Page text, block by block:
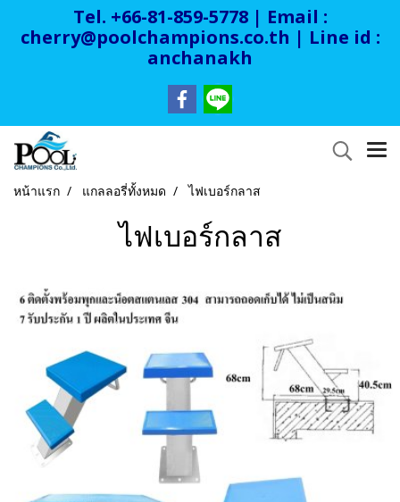
Tel. +66-81-859-5778 | Email :
cherry@poolchampions.co.th | Line id :
anchanakh
หน้าแรก แกลลอรี่ทั้งหมด ไฟเบอร์กลาส
ไฟเบอร์กลาส